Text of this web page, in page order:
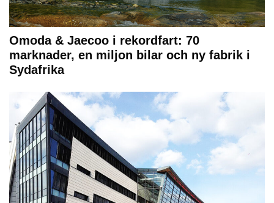
Omoda & Jaecoo i rekordfart: 70
marknader, en miljon bilar och ny fabrik i
Sydafrika